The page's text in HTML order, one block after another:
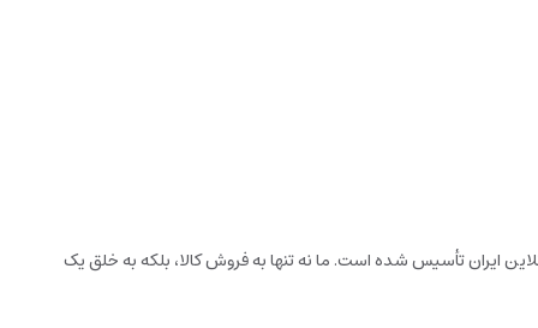
ایران تأسیس شده است. ما نه تنها به فروش کالا، بلکه به خلق یک